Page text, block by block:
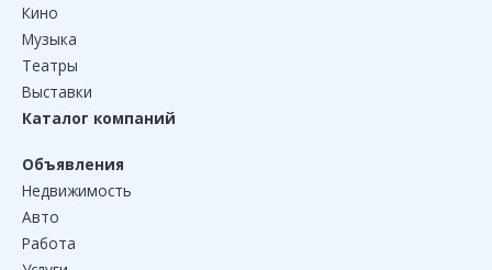
Кино
Музыка
Театры
Выставки
Каталог компаний
Объявления
Недвижимость
Авто
Работа